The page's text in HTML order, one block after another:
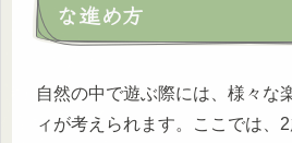
な進め方
自然の中で遊ぶ際には、様々な
ィが考えられます。ここでは、